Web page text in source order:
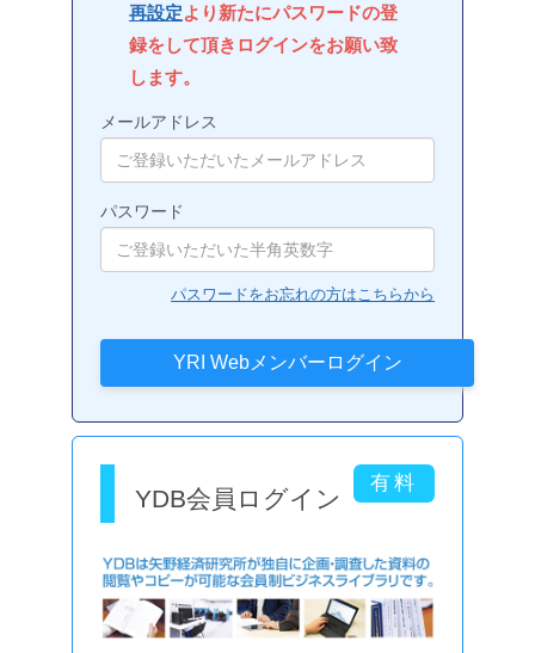
再設定より新たにパスワードの登
録をして頂きログインをお願い致
します。
メールアドレス
パスワード
パスワードをお忘れの方はこちらから
YDB会員ログイン